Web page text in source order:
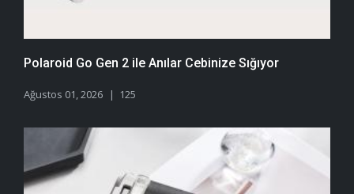
Polaroid Go Gen 2 ile Anılar Cebinize Sığıyor
Ağustos 01, 2026 125